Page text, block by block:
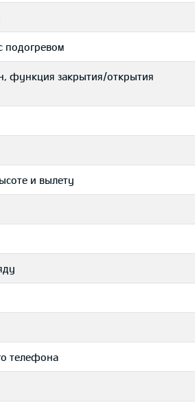
подогревом
функция закрытия/открытия
и вылету
телефона